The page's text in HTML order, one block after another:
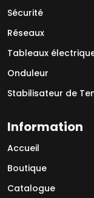
Sécurité
Réseaux
Tableaux
Onduleur
Stabilisateur de
Information
Accueil
Boutique
Catalogue